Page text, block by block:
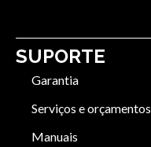
SUPORTE
Garantia
Serviços e orçamentos
Manuais